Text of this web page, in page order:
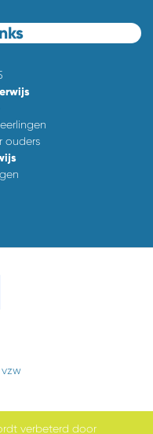
ouders
verbeterd door